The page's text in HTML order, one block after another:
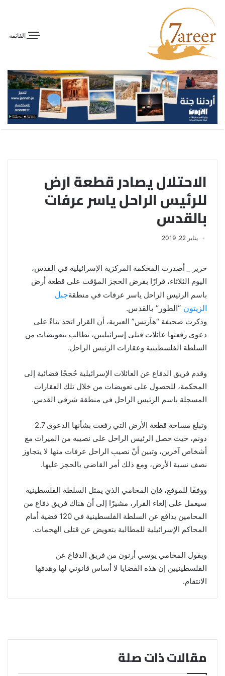
القائمة
الاحتلال يصادر قطعة ارض
للرئيس الراحل ياسر عرفات
بالقدس
يناير 22, 2019
حرير _ أصدرت المحكمة المركزية الإسرائيلية في القدس،
اليوم الثلاثاء، قرارًا بفرض الحجز المؤقت على قطعة أرض
باسم الرئيس الراحل ياسر عرفات في منطقةجبل
الزيتون “الطور” بالقدس.
وذكرت صحيفة “هآرتس” العبرية، أن القرار اتخذ بناءً على
دعوى رفعتها عائلات قتلى إسرائيليين، تطالب بتعويضات من
السلطة الفلسطينية وعقارات الرئيس الراحل.
وقدم فريق الدفاع عن العائلات الإسرائيلية حُججًا قضائية إلى
المحكمة، للحصول على تعويضات من خلال تلك العقارات
المسجلة باسم الرئيس الراحل في منطقة شرقي القدس.
وتبلغ مساحة قطعة الأرض التي رفعت بشأنها الدعوى 2.7
دونم، حيث حصل الرئيس الراحل على نصيبه من الميراث مع
أشخاص آخرين، وتبين أنّ نصيب الراحل عرفات منها لا يتجاوز
نصف نسبة الأرض، ومع ذلك أمر القاضي بالحجز عليها.
ووفقًا للموقع، فإن المحامي الذي يمثل السلطة الفلسطينية
سيعمل على إلغاء القرار، مشيرًا إلى أن هناك فريق دفاع من
المحامين يدافع عن السلطة الفلسطينية في 120 قضية أمام
المحاكم الإسرائيلية للمطالبة بتعويض عن قتلى الهجمات.
ويقول المحامي يوسي أرنون من فريق الدفاع عن
الفلسطينيين إن هذه القضايا لا أساس قانوني لها وهدفها
الانتقام.
مقالات ذات صلة